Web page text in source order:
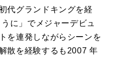
代グランドキングを経
に」でメジャーデビュ
を連発しながらシーンを
散を経験するも2007 年